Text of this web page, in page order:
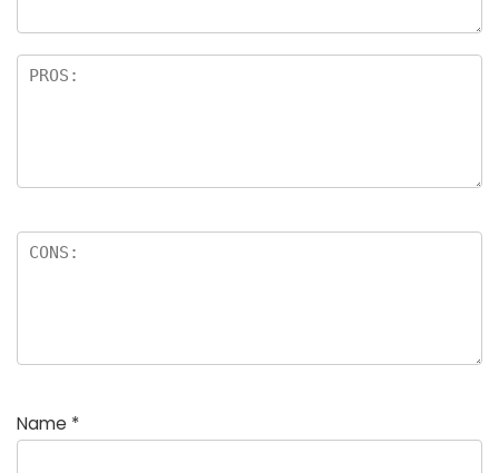
Name *